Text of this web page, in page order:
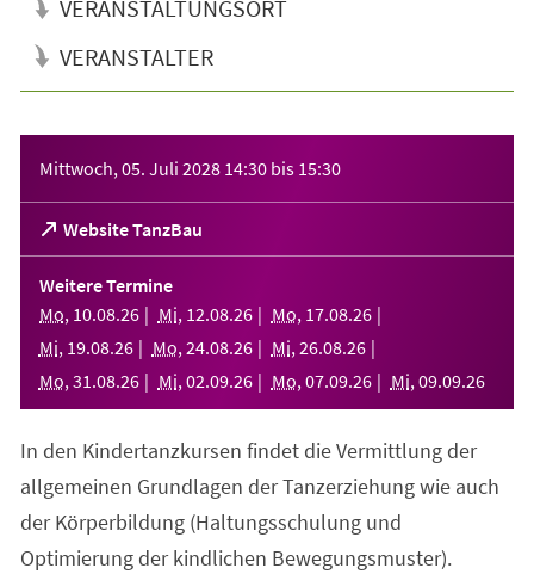
VERANSTALTUNGSORT
VERANSTALTER
Mittwoch, 05. Juli 2028 14:30 bis 15:30
Website TanzBau
(Öffnet
in
einem
neuen
Tab)
Weitere Termine
Mo, 10.08.26 Mi, 12.08.26 Mo, 17.08.26
Mi, 19.08.26 Mo, 24.08.26 Mi, 26.08.26
Mo, 31 .08.26 Mi, 02.09.26 Mo, 07.09.26 Mi, 09.09.26
In den Kindertanzkursen findet die Vermittlung der
allgemeinen Grundlagen der Tanzerziehung wie auch
der Körperbildung (Haltungsschulung und
Optimierung der kindlichen Bewegungsmuster).